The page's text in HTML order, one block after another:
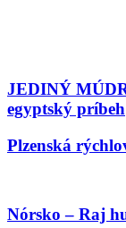
JEDINÝ
egyptský príbeh
Plzenská
Nórsko – Raj